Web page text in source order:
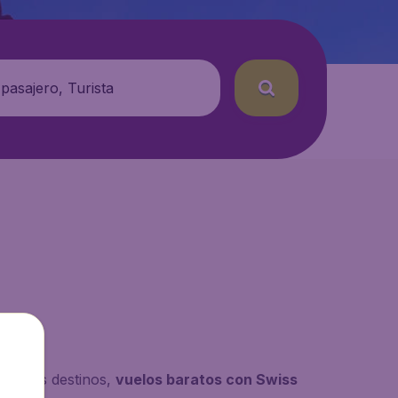
Turista
sus destinos, vuelos baratos con Swiss